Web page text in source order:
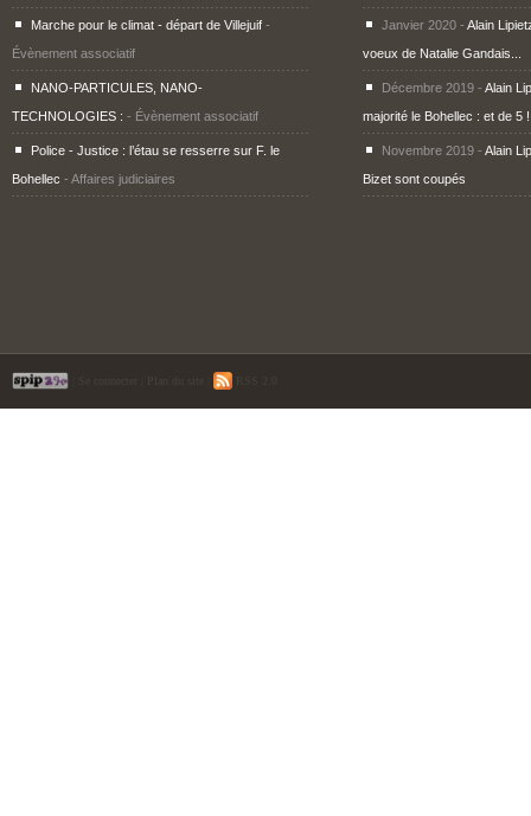
Marche pour le climat - départ de Villejuif -
Évènement associatif
NANO-PARTICULES, NANO-
TECHNOLOGIES : - Évènement associatif
Police - Justice : l’étau se resserre sur F. le
Bohellec - Affaires judiciaires
Janvier 2020 - Alain
voeux de Natalie Gandais...
Décembre 2019 - Alain
majorité le Bohellec : et de 5 !
Novembre 2019 - Alain
Bizet sont coupés